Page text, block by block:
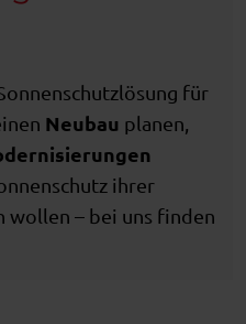
für
Neubau planen,
ihrer
wollen – bei uns finden